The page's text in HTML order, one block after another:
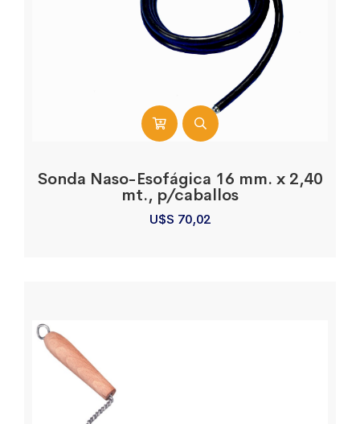
Sonda Naso-Esofágica 16 mm. x 2,40
mt., p/caballos
U$S 70,02